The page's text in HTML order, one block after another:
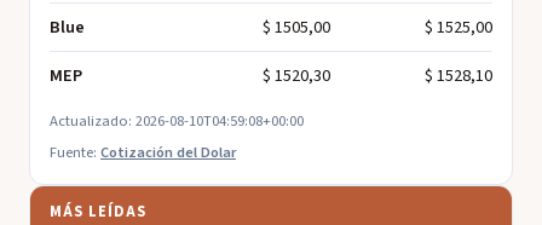
Blue
$ 1505,00
$ 1525,00
MEP
$ 1520,30 $ 1528,10
Actualizado: 2026-08-10T04:59:08+00:00
Fuente: Cotización del Dolar
MÁS LEÍDAS